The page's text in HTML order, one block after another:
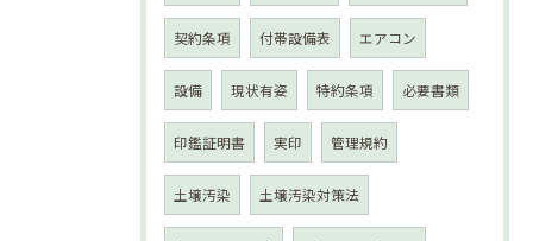
契約条項 付帯設備表 エアコン
設備 現状有姿 特約条項 必要書類
印鑑証明書 実印 管理規約
土壌汚染 土壌汚染対策法